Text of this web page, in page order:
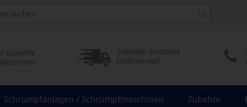
Schrumpfanlagen / Schrumpfmaschinen Zubehör